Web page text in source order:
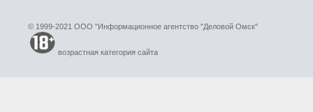
© 1999-2021 ООО "Информационное агентство "Деловой Омск"
возрастная категория сайта